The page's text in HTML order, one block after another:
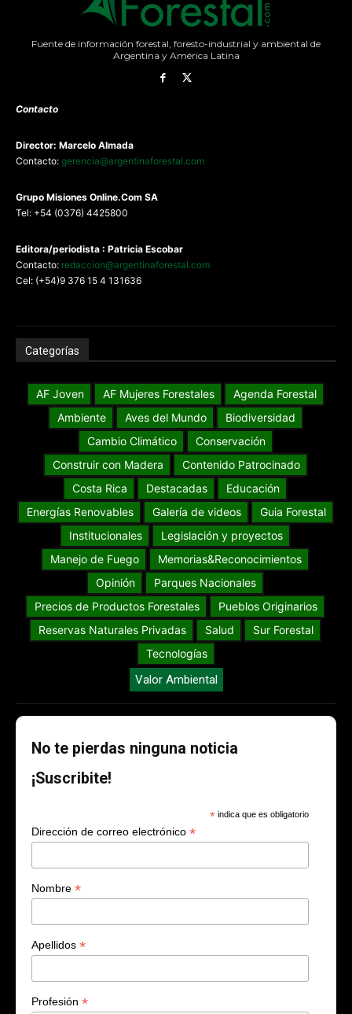
Fuente de información forestal, foresto-industrial y ambiental de
Argentina y América Latina
Contacto
Director: Marcelo Almada
Contacto: gerencia@argentinaforestal.com
Grupo Misiones Online.Com SA
Tel: +54 (0376) 4425800
Editora/periodista : Patricia Escobar
Contacto: redaccion@argentinaforestal.com
Cel: (+54)9 376 15 4 131636
Categorías
AF Joven AF Mujeres Forestales
Agenda Forestal
Ambiente
Aves del Mundo
Biodiversidad
Cambio Climático
Conservación
Construir con Madera
Contenido Patrocinado
Costa Rica
Destacadas
Educación
Energías Renovables
Galería de videos
Guia Forestal
Institucionales
Legislación y proyectos
Manejo de Fuego
Memorias&Reconocimientos
Opinión
Parques Nacionales
Precios de Productos Forestales
Pueblos Originarios
Reservas Naturales Privadas
Salud
Sur Forestal
Tecnologías
Valor Ambiental
No te pierdas ninguna noticia
¡Suscribite!
* indica que es obligatorio
Dirección de correo electrónico *
Nombre *
Apellidos *
Profesión *